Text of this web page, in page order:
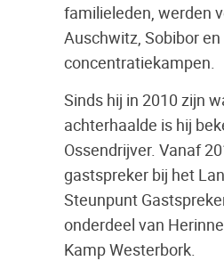
familieleden, werden
Auschwitz, Sobibor
concentratiekampen.
Sinds hij in 2010 zijn
achterhaalde is hij
Ossendrijver. Vanaf
gastspreker bij het
Steunpunt
onderdeel van
Kamp Westerbork.